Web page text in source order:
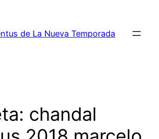
de La Nueva Temporada
chandal